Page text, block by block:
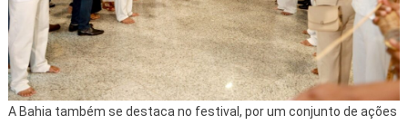
A Bahia também se destaca no festival, por um conjunto de ações